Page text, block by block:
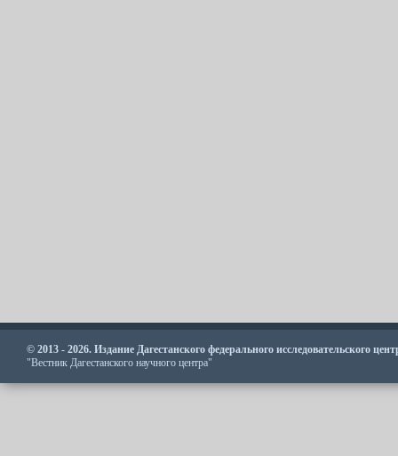
© 2013 - 2026. Издание Дагестанского федерального исследовательского
"Вестник Дагестанского научного центра"